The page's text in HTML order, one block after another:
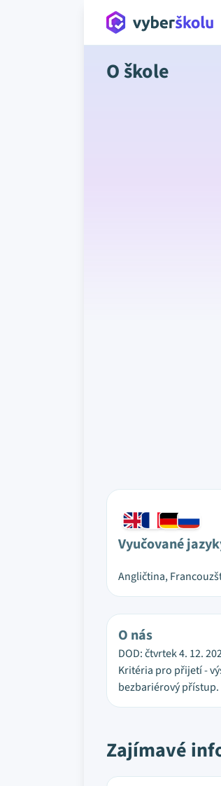
O škole
Vyučované
Angličtina,
O nás
DOD: čtvrtek 4. 12.
Kritéria pro přijetí -
bezbariérový přístup.
Zajímavé